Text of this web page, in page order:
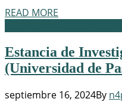
READ MORE
Estancia de
(Universidad de
septiembre 16, 2024By